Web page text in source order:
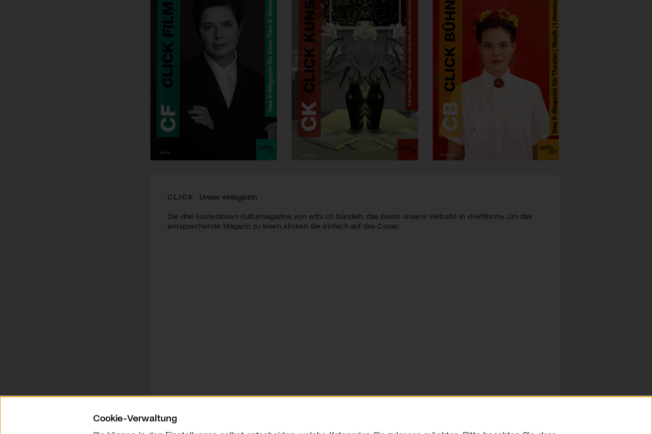
CLICK Unser eMagazin
Die drei kostenlosen Kulturmagazine von arttv.ch bündeln das Beste unsere Website in «Heftform». Um das
entsprechende Magazin zu lesen, klicken Sie einfach auf das Cover.
Cookie-Verwaltung